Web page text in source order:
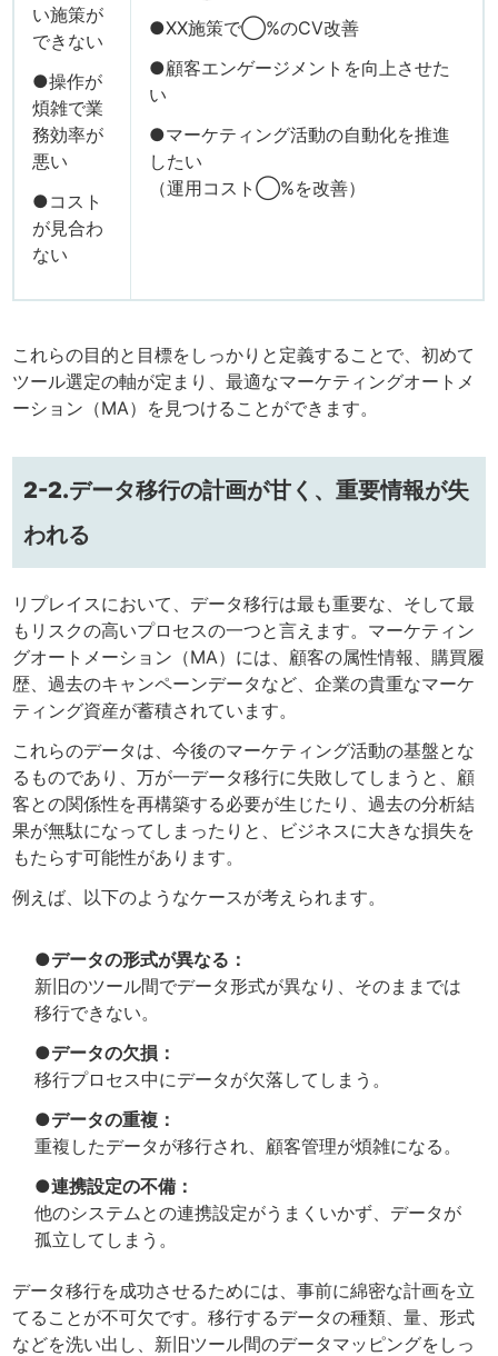
い施策が
できない
●操作が
煩雑で業
務効率が
悪い
●コスト
が見合わ
ない
●XX施策で◯%のCV改善
●顧客エンゲージメントを向上させた
い
●マーケティング活動の自動化を推進
したい
（運用コスト◯%を改善）
これらの目的と目標をしっかりと定義することで、初めて
ツール選定の軸が定まり、最適なマーケティングオートメ
ーション（MA）を見つけることができます。
2-2.データ移行の計画が甘く、重要情報が失
われる
リプレイスにおいて、データ移行は最も重要な、そして最
もリスクの高いプロセスの一つと言えます。マーケティン
グオートメーション（MA）には、顧客の属性情報、購買履
歴、過去のキャンペーンデータなど、企業の貴重なマーケ
ティング資産が蓄積されています。
これらのデータは、今後のマーケティング活動の基盤とな
るものであり、万が一データ移行に失敗してしまうと、顧
客との関係性を再構築する必要が生じたり、過去の分析結
果が無駄になってしまったりと、ビジネスに大きな損失を
もたらす可能性があります。
例えば、以下のようなケースが考えられます。
●データの形式が異なる：
新旧のツール間でデータ形式が異なり、そのままでは
移行できない。
●データの欠損：
移行プロセス中にデータが欠落してしまう。
●データの重複：
重複したデータが移行され、顧客管理が煩雑になる。
●連携設定の不備：
他のシステムとの連携設定がうまくいかず、データが
孤立してしまう。
データ移行を成功させるためには、事前に綿密な計画を立
てることが不可欠です。移行するデータの種類、量、形式
などを洗い出し、新旧ツール間のデータマッピングをしっ